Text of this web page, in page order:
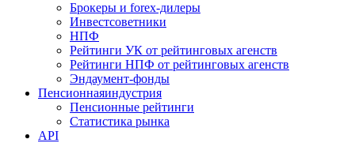
Брокеры и forex-дилеры
Инвестсоветники
НПФ
Рейтинги УК от рейтинговых агенств
Рейтинги НПФ от рейтинговых агенств
Эндаумент-фонды
Пенсионнаяиндустрия
Пенсионные рейтинги
Статистика рынка
API